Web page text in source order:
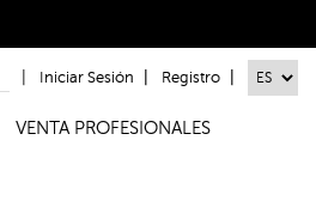
Iniciar Sesión Registro
VENTA PROFESIONALES